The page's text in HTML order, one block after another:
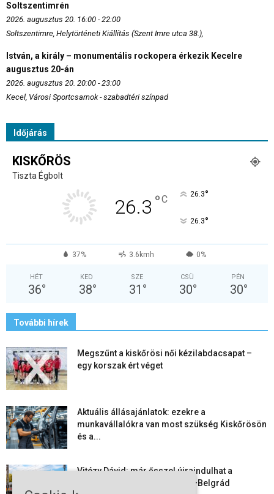
Soltszentimrén
2026. augusztus 20. 16:00 - 22:00
Soltszentimre, Helytörténeti Kiállítás (Szent Imre utca 38.),
István, a király – monumentális rockopera érkezik Kecelre
augusztus 20-án
2026. augusztus 20. 20:00 - 23:00
Kecel, Városi Sportcsarnok - szabadtéri színpad
Időjárás
KISKŐRÖS
Tiszta Égbolt
26.3 °C 26.3°
26.3°
37% 3.6kmh 0%
HÉT
36°
KED
38°
SZE
31 °
CSÜ
30°
PÉN
30°
További hírek
Megszűnt a kiskőrösi női kézilabdacsapat –
egy korszak ért véget
Aktuális állásajánlatok: ezekre a
munkavállalókra van most szükség Kiskőrösön
és a...
Vitézy Dávid: már ősszel újraindulhat a
személyszállítás a Budapest–Belgrád